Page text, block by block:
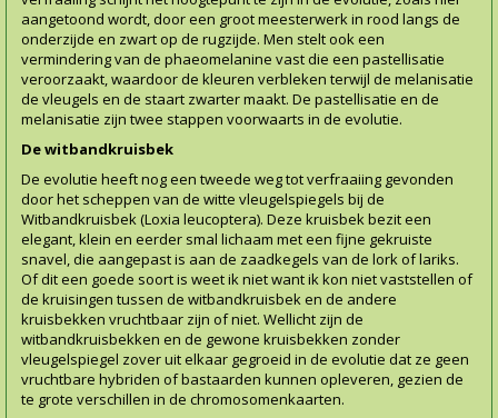
aangetoond wordt, door een groot meesterwerk in rood langs de
onderzijde en zwart op de rugzijde. Men stelt ook een
vermindering van de phaeomelanine vast die een pastellisatie
veroorzaakt, waardoor de kleuren verbleken terwijl de melanisatie
de vleugels en de staart zwarter maakt. De pastellisatie en de
melanisatie zijn twee stappen voorwaarts in de evolutie.
De witbandkruisbek
De evolutie heeft nog een tweede weg tot verfraaiing gevonden
door het scheppen van de witte vleugelspiegels bij de
Witbandkruisbek (Loxia leucoptera). Deze kruisbek bezit een
elegant, klein en eerder smal lichaam met een fijne gekruiste
snavel, die aangepast is aan de zaadkegels van de lork of lariks.
Of dit een goede soort is weet ik niet want ik kon niet vaststellen of
de kruisingen tussen de witbandkruisbek en de andere
kruisbekken vruchtbaar zijn of niet. Wellicht zijn de
witbandkruisbekken en de gewone kruisbekken zonder
vleugelspiegel zover uit elkaar gegroeid in de evolutie dat ze geen
vruchtbare hybriden of bastaarden kunnen opleveren, gezien de
te grote verschillen in de chromosomenkaarten.